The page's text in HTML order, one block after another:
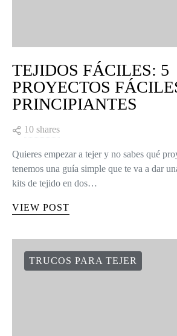
TEJIDOS FÁCILES: 5
PROYECTOS
PRINCIPIANTES
10 shares
Quieres empezar a tejer y no sabes qué
tenemos una guía simple que te va a dar
kits de tejido en dos…
VIEW POST
TRUCOS PARA TEJER